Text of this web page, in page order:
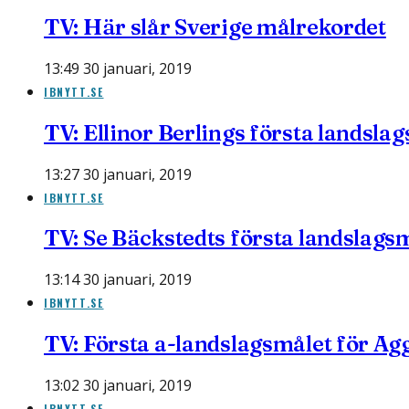
TV: Här slår Sverige målrekordet
13:49 30 januari, 2019
IBNYTT.SE
TV: Ellinor Berlings första
13:27 30 januari, 2019
IBNYTT.SE
TV: Se Bäckstedts första
13:14 30 januari, 2019
IBNYTT.SE
TV: Första a-landslagsmålet för
13:02 30 januari, 2019